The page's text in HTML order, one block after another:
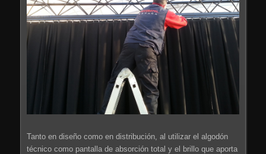
Tanto en diseño como en distribución, al utilizar el algodón
técnico como pantalla de absorción total y el brillo que aporta